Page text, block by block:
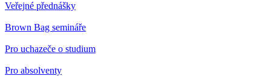
Veřejné přednášky
Brown Bag semináře
Pro uchazeče o studium
Pro absolventy